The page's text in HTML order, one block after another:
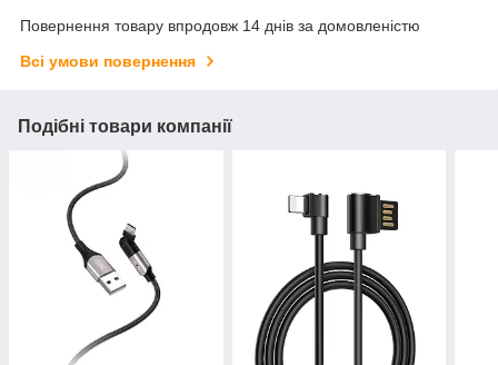
Повернення товару впродовж 14 днів за домовленістю
Всі умови повернення
Подібні товари компанії